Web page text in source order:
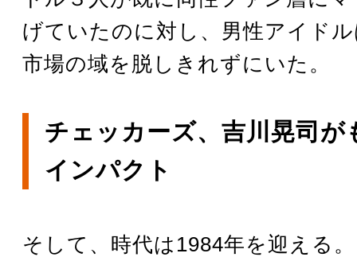
げていたのに対し、男性アイド
市場の域を脱しきれずにいた。
チェッカーズ、吉川晃司が
インパクト
そして、時代は1984年を迎える。